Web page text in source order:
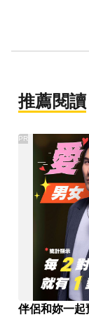
推薦閱讀
伴侶和妳一起
PR